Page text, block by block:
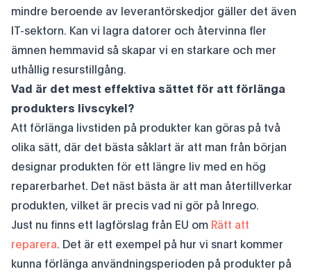
mindre beroende av leverantörskedjor gäller det även
IT-sektorn. Kan vi lagra datorer och återvinna fler
ämnen hemmavid så skapar vi en starkare och mer
uthållig resurstillgång.
Vad är det mest effektiva sättet för att förlänga
produkters livscykel?
Att förlänga livstiden på produkter kan göras på två
olika sätt, där det bästa såklart är att man från början
designar produkten för ett längre liv med en hög
reparerbarhet. Det näst bästa är att man återtillverkar
produkten, vilket är precis vad ni gör på Inrego.
Just nu finns ett lagförslag från EU om Rätt att
reparera. Det är ett exempel på hur vi snart kommer
kunna förlänga användningsperioden på produkter på